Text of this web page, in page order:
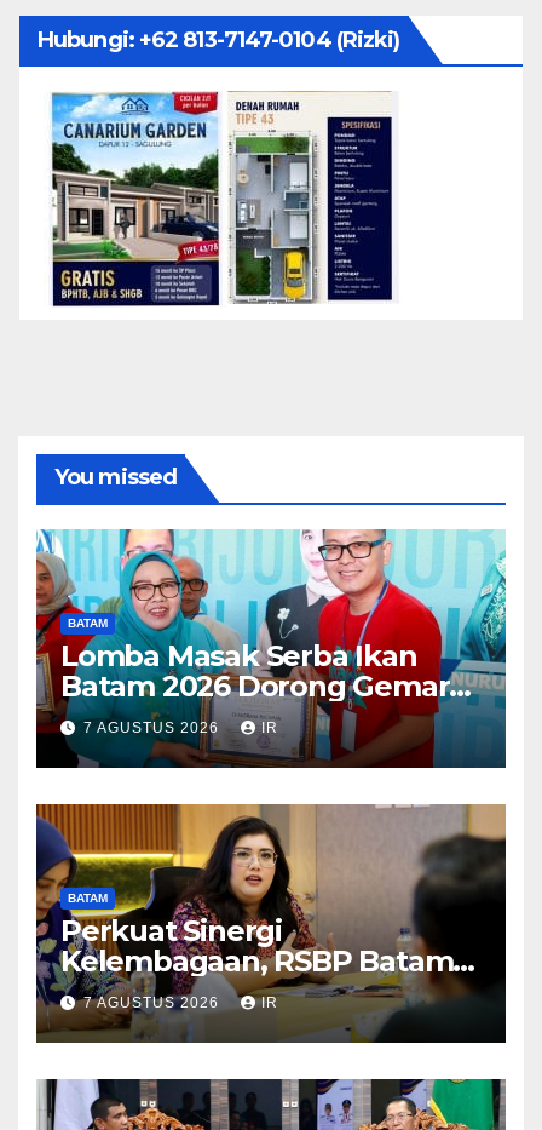
Hubungi: ‪+62 813-7147-0104‬ (Rizki)
You missed
BATAM
Lomba Masak Serba Ikan
Batam 2026 Dorong Gemar
Makan Ikan
7 AGUSTUS 2026 IR
BATAM
Perkuat Sinergi
Kelembagaan, RSBP Batam
dan BPOM Pastikan
Pelayanan dan Ketersediaan
Obat Aman
7 AGUSTUS 2026 IR